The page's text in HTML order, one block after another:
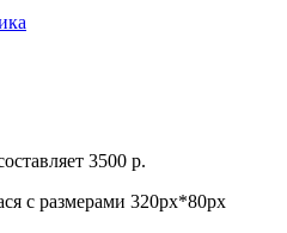
3500 р.
с размерами 320px*80px